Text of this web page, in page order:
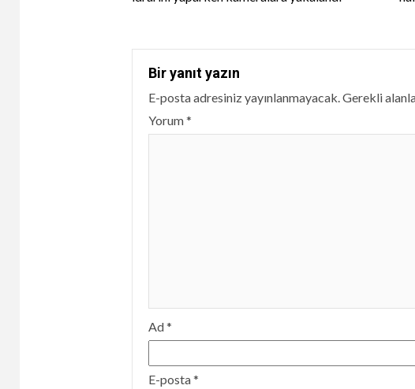
Bir yanıt yazın
E-posta adresiniz yayınlanmayacak.Gerekli
Yorum*
Ad*
E-posta*